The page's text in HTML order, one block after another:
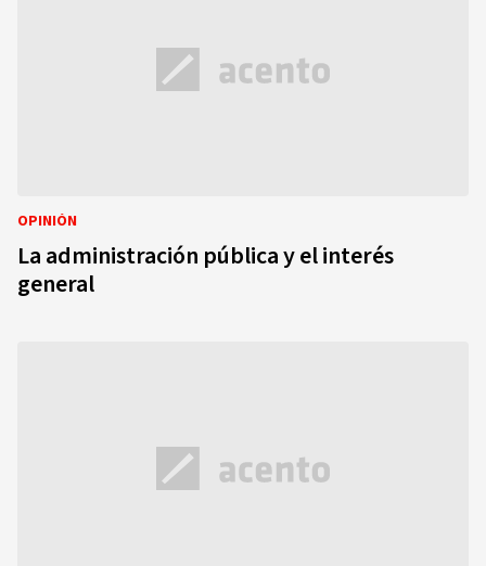
OPINIÓN
La administración pública y el interés
general